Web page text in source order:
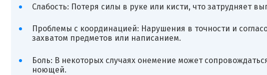
Слабость: Потеря силы в руке или кисти, что затрудняет
Проблемы с координацией: Нарушения в точности и
захватом предметов или написанием.
Боль: В некоторых случаях онемение может
ноющей.